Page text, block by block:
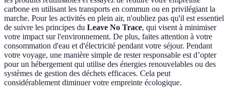
carbone en utilisant les transports en commun ou en privilégiant la
marche. Pour les activités en plein air, n'oubliez pas qu'il est essentiel
de suivre les principes du Leave No Trace, qui visent à minimiser
votre impact sur l'environnement. De plus, faites attention à votre
consommation d'eau et d'électricité pendant votre séjour. Pendant
votre voyage, une manière simple de rester responsable est d’opter
pour un hébergement qui utilise des énergies renouvelables ou des
systèmes de gestion des déchets efficaces. Cela peut
considérablement diminuer votre empreinte écologique.